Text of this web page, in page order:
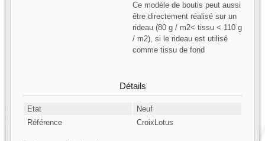
Ce modèle de boutis peut aussi
être directement réalisé sur un
rideau (80 g / m2< tissu < 110 g
/ m2), si le rideau est utilisé
comme tissu de fond
Détails
Etat
Neuf
Référence
CroixLotus